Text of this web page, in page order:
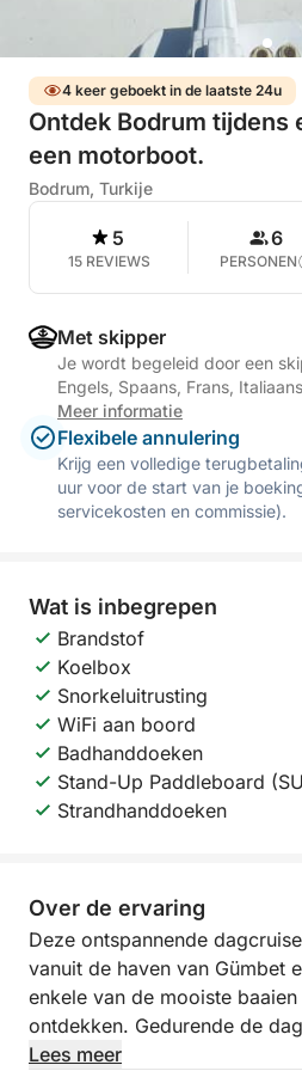
4 keer geboekt in de laatste 24u
Ontdek Bodrum tijdens
een motorboot.
Bodrum, Turkije
5
15 REVIEWS
6
PERSONEN
Met skipper
Je wordt begeleid door een
Engels, Spaans, Frans,
Meer informatie
Flexibele annulering
Krijg een volledige
uur voor de start van je
servicekosten en commissie).
Wat is inbegrepen
Brandstof
Koelbox
Snorkeluitrusting
WiFi aan boord
Badhanddoeken
Stand-Up Paddleboard
Strandhanddoeken
Over de ervaring
Deze ontspannende
vanuit de haven van Gümbet
enkele van de mooiste
ontdekken. Gedurende de
zwemstops op prachtige
Lees meer